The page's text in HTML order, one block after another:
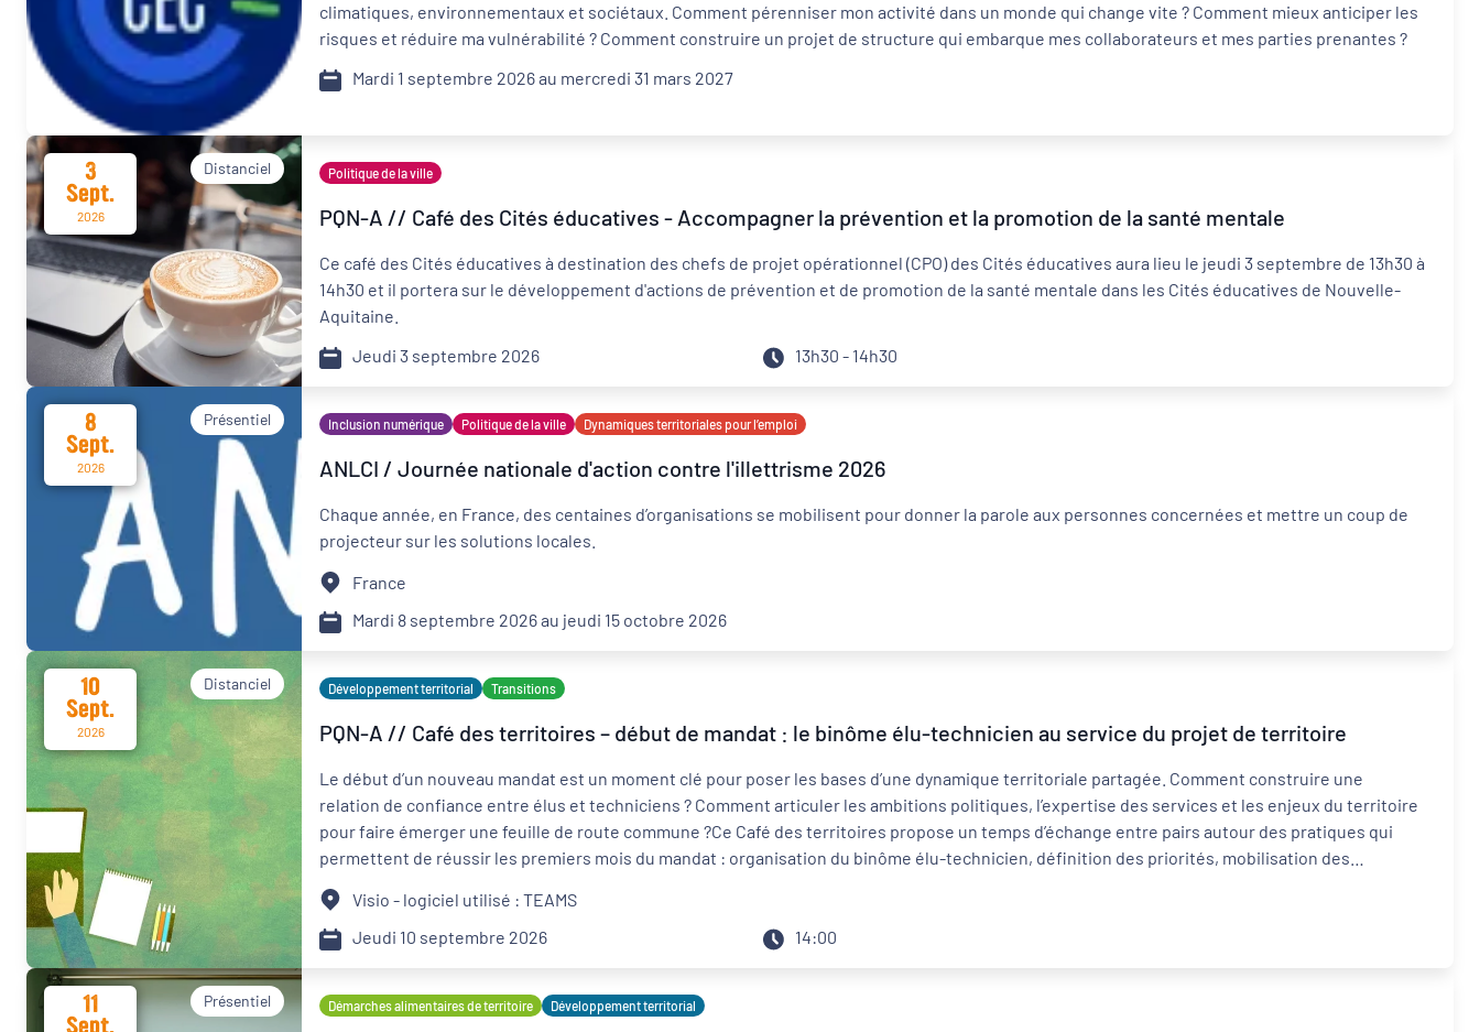
Format de l'événement
Présentiel Distanciel
Organisateur
PQN-A
climatiques, environnementaux et sociétaux. Comment pérenniser mon activité dans un monde qui change vite ? Comment mieux anticiper les
risques et réduire ma vulnérabilité ? Comment construire un projet de structure qui embarque mes collaborateurs et mes parties prenantes ?
Mardi 1 septembre 2026 au mercredi 31 mars 2027
3
Sept.
2026
Distanciel Politique de la ville
PQN-A // Café des Cités éducatives - Accompagner la prévention et la promotion de la santé mentale
Ce café des Cités éducatives à destination des chefs de projet opérationnel (CPO) des Cités éducatives aura lieu le jeudi 3 septembre de 13h30 à
14h30 et il portera sur le développement d'actions de prévention et de promotion de la santé mentale dans les Cités éducatives de Nouvelle-
Aquitaine.
Jeudi 3 septembre 2026
13h30 - 14h30
8
Sept.
2026
Présentiel Inclusion numérique Politique de la ville Dynamiques territoriales pour l’emploi
ANLCI / Journée nationale d'action contre l'illettrisme 2026
Chaque année, en France, des centaines d’organisations se mobilisent pour donner la parole aux personnes concernées et mettre un coup de
projecteur sur les solutions locales.
France
Mardi 8 septembre 2026 au jeudi 15 octobre 2026
10
Sept.
2026
Distanciel Développement territorial Transitions
PQN-A // Café des territoires – début de mandat : le binôme élu-technicien au service du projet de territoire
Le début d’un nouveau mandat est un moment clé pour poser les bases d’une dynamique territoriale partagée. Comment construire une
relation de confiance entre élus et techniciens ? Comment articuler les ambitions politiques, l’expertise des services et les enjeux du territoire
pour faire émerger une feuille de route commune ?Ce Café des territoires propose un temps d’échange entre pairs autour des pratiques qui
permettent de réussir les premiers mois du mandat : organisation du binôme élu-technicien, définition des priorités, mobilisation des
partenaires et articulation avec les démarches de projet, les contrats et les transitions.Un rendez-vous pour partager les expériences,
identifier les points de vigilance et réfléchir collectivement aux conditions nécessaires pour transformer une ambition politique en projet
territorial.
Visio - logiciel utilisé : TEAMS
Jeudi 10 septembre 2026
14:00
11 Présentiel Démarches alimentaires de territoire Développement territorial